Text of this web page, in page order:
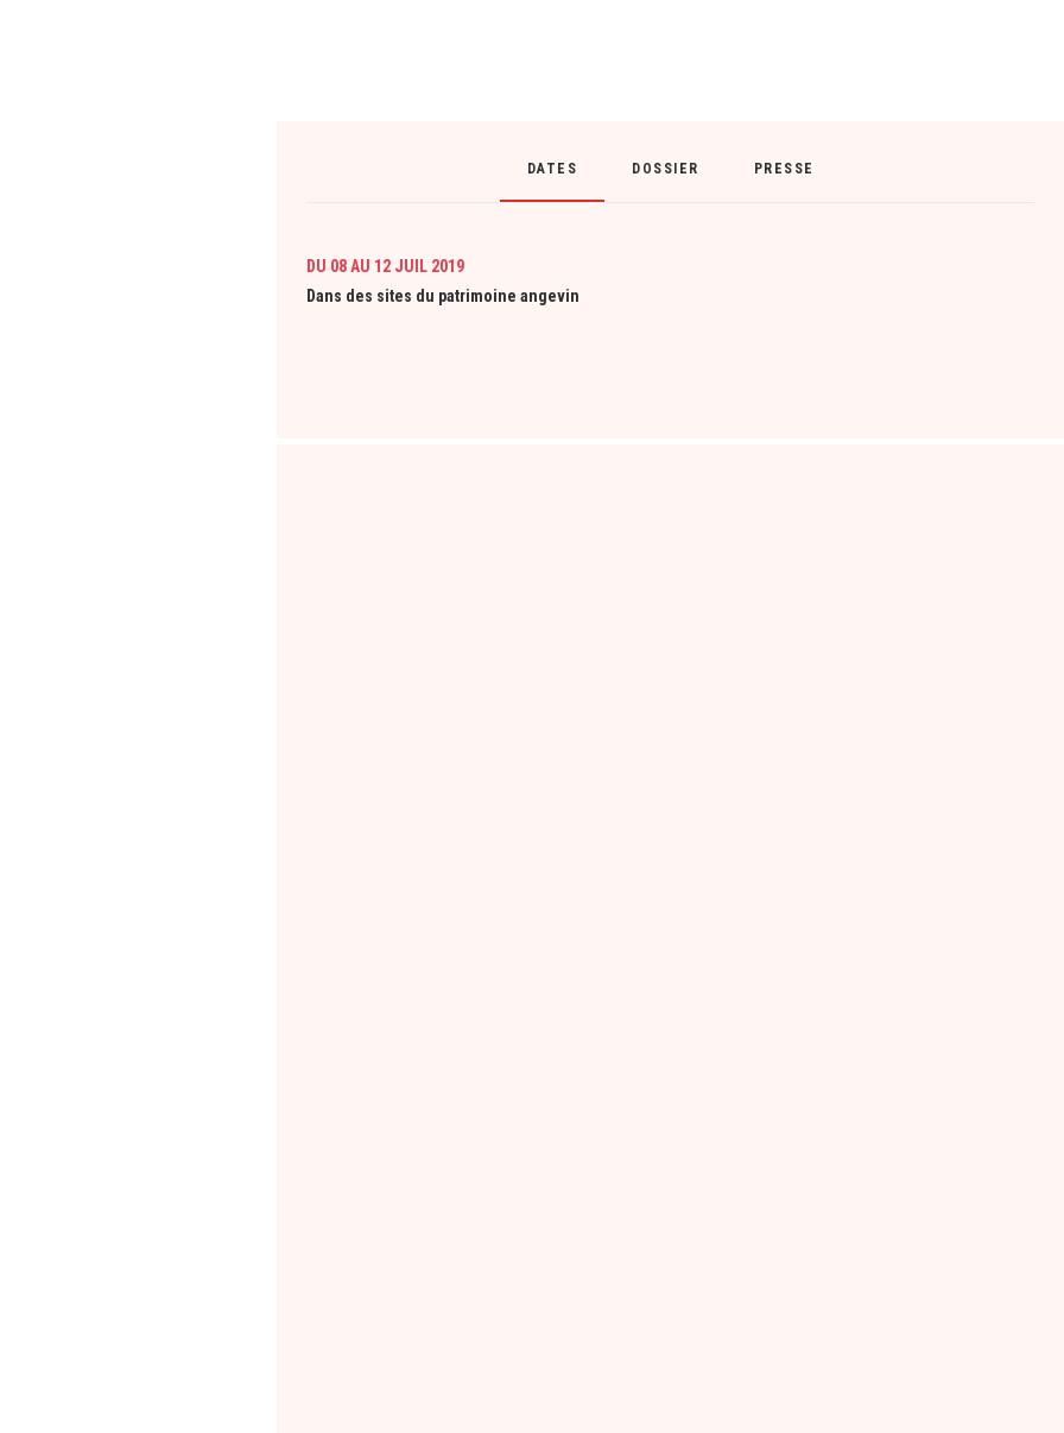
DATES DOSSIER PRESSE
DU 08 AU 12 JUIL 2019
Dans des sites du patrimoine angevin